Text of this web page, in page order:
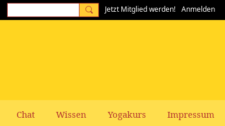
Jetzt Mitglied werden! Anmelden
Chat Wissen Yogakurs Impressum